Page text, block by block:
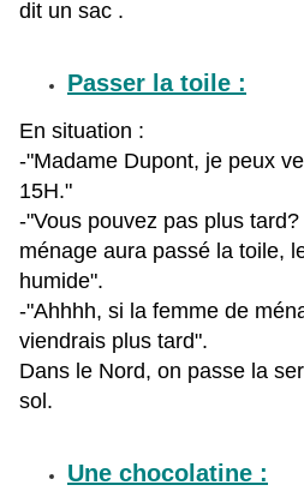
dit un sac .
Passer la toile :
En situation :
-"Madame Dupont, je peux
15H."
-"Vous pouvez pas plus
ménage aura passé la toile,
humide".
-"Ahhhh, si la femme de
viendrais plus tard".
Dans le Nord, on passe la
sol.
Une chocolatine :